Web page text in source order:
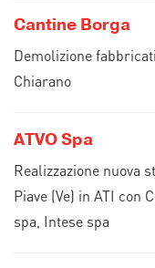
Cantine Borga
Demolizione
Chiarano
ATVO Spa
Realizzazione nuova
Piave (Ve) in ATI con
spa, Intese spa